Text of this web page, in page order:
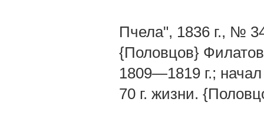
Пчела", 1836 г., №
{Половцов}
1809—1819 г.;
70 г. жизни.